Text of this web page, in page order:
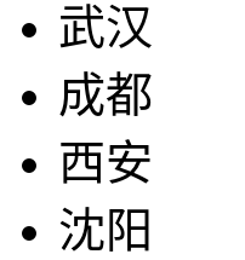
武汉
成都
西安
沈阳